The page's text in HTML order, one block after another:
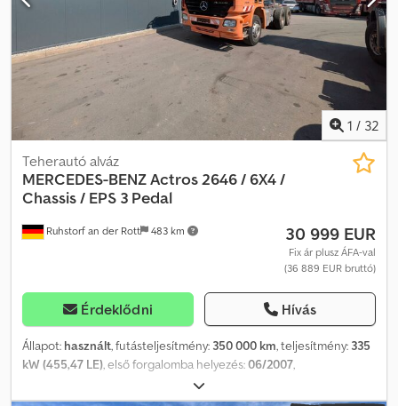
megvásárolja a haszongépjárműveit, például nyergesvontatókat,
pótkocsikat, teherautókat és furgonokat. Michael Doblhofer
(német, angol) p: a WhatsApp is elérhető t: -102 @: Bastian Wagner
(német, angol) p: WhatsApp t: -103 @:
és adószám bemutatása után. Áfa-kaució: 2000 € Szolgáltatásaink:
- Vámjelzés - Exportdokumentumok és EUR1 igazolás - Szállítás
világszerte - Szálláslehetőség - Transzfer München repülőtérre
vagy Passau vasútállomásra
1 / 32
Ruhstorf an der Rott 483 km
Teherautó alváz
MERCEDES-BENZActros 2646 / 6X4 /
Chassis / EPS 3 Pedal
30 999 EUR
Fix ár plusz ÁFA-val
(36 889 EUR bruttó)
Érdeklődni Hívás
Állapot: használt, futásteljesítmény: 350 000 km, teljesítmény: 335
kW (455,47 LE) , első forgalomba helyezés:06/2007
, össztömeg:
Euro 5, Felszereltség:ABS, légkondicionálás, összkerékhajtás,